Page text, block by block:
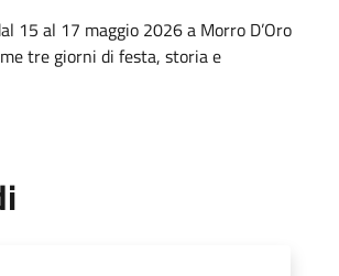
15 al 17 maggio 2026 a Morro D’Oro
tre giorni di festa, storia e